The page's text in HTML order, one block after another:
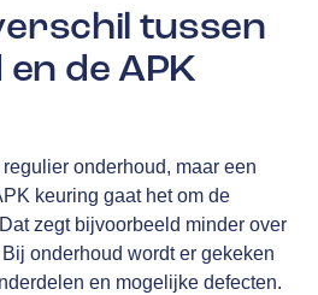
tussen
de APK
onderhoud, maar een
keuring gaat het om de
zegt bijvoorbeeld minder over
onderhoud wordt er gekeken
en mogelijke defecten.